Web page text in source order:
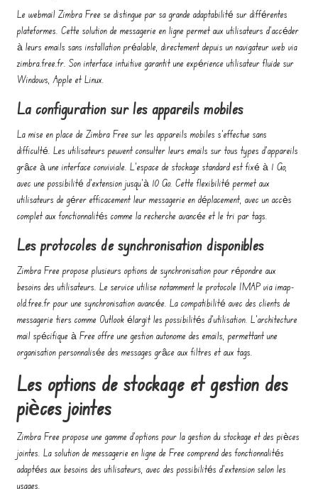
Le webmail Zimbra Free se distingue par sa grande adaptabilité sur différentes
plateformes. Cette solution de messagerie en ligne permet aux utilisateurs d’accéder
à leurs emails sans installation préalable, directement depuis un navigateur web via
zimbra.free.fr. Son interface intuitive garantit une expérience utilisateur fluide sur
Windows, Apple et Linux.
La configuration sur les appareils mobiles
La mise en place de Zimbra Free sur les appareils mobiles s’effectue sans
difficulté. Les utilisateurs peuvent consulter leurs emails sur tous types d’appareils
grâce à une interface conviviale. L’espace de stockage standard est fixé à 1 Go,
avec une possibilité d’extension jusqu’à 10 Go. Cette flexibilité permet aux
utilisateurs de gérer efficacement leur messagerie en déplacement, avec un accès
complet aux fonctionnalités comme la recherche avancée et le tri par tags.
Les protocoles de synchronisation disponibles
Zimbra Free propose plusieurs options de synchronisation pour répondre aux
besoins des utilisateurs. Le service utilise notamment le protocole IMAP via imap-
old.free.fr pour une synchronisation avancée. La compatibilité avec des clients de
messagerie tiers comme Outlook élargit les possibilités d’utilisation. L’architecture
mail spécifique à Free offre une gestion autonome des emails, permettant une
organisation personnalisée des messages grâce aux filtres et aux tags.
Les options de stockage et gestion des
pièces jointes
Zimbra Free propose une gamme d’options pour la gestion du stockage et des pièces
jointes. La solution de messagerie en ligne de Free comprend des fonctionnalités
adaptées aux besoins des utilisateurs, avec des possibilités d’extension selon les
usages.